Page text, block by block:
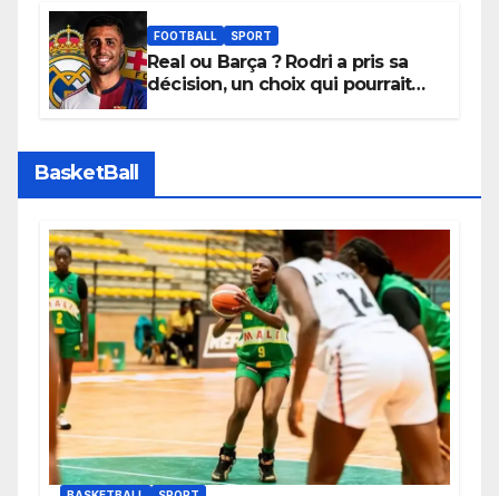
apaisées.
FOOTBALL SPORT
Real ou Barça ? Rodri a pris sa
décision, un choix qui pourrait
BasketBall